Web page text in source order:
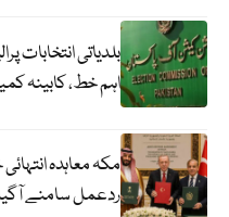
بلدیاتی
اہم خط، کابینہ
مکہ معاہدہ
ردعمل سامنے